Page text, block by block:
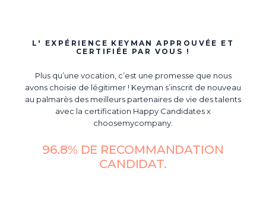
L' EXPÉRIENCE KEYMAN APPROUVÉE ET
CERTIFIÉE PAR VOUS !
Plus qu’une vocation, c’est une promesse que nous
avons choisie de légitimer ! Keyman s’inscrit de nouveau
au palmarès des meilleurs partenaires de vie des talents
avec la certification Happy Candidates x
choosemycompany.
96.8% DE RECOMMANDATION
CANDIDAT.